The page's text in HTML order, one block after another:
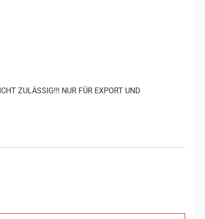
ZULÄSSIG!!! NUR FÜR EXPORT UND